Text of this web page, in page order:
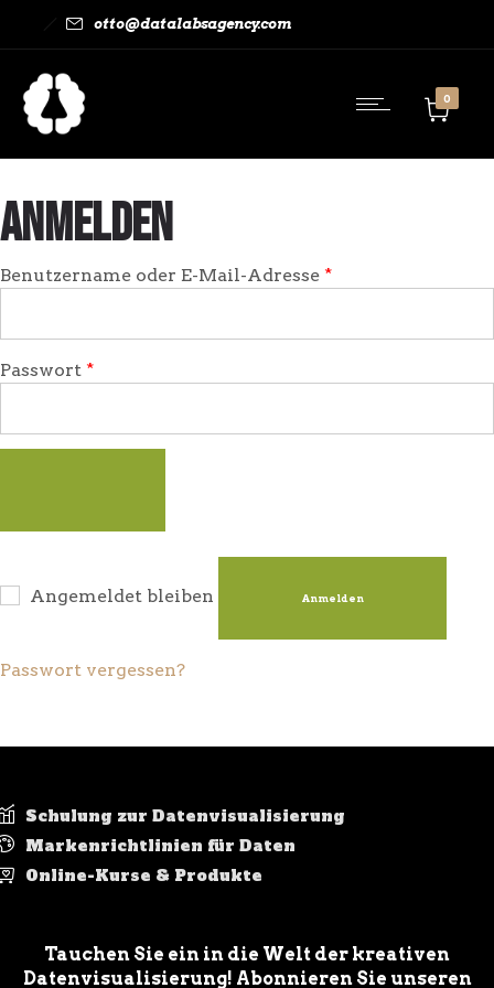
otto@datalabsagency.com
0
Anmelden
Benutzername oder E-Mail-Adresse *Erforderlich
Passwort *Erforderlich
Angemeldet bleiben Anmelden
Passwort vergessen?
Schulung zur Datenvisualisierung
Markenrichtlinien für Daten
Online-Kurse & Produkte
Tauchen Sie ein in die Welt der kreativen
Datenvisualisierung! Abonnieren Sie unseren